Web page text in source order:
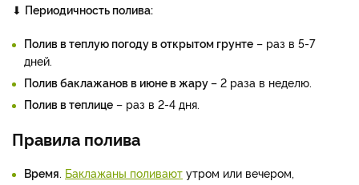
⬇ Периодичность полива:
Полив в теплую погоду в открытом грунте – раз в 5-7
дней.
Полив баклажанов в июне в жару– 2 раза в неделю.
Полив в теплице – раз в 2-4 дня.
Правила полива
Время Баклажаны поливают утром или вечером,